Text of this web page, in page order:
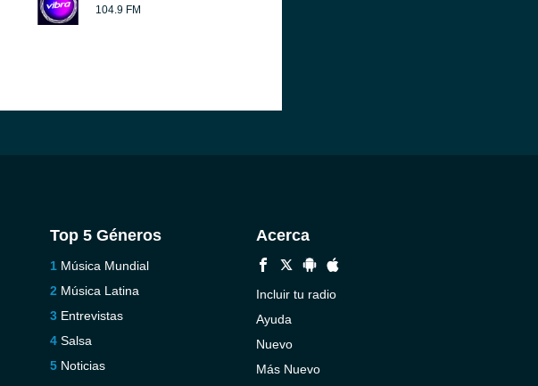
104.9 FM
Top 5 Géneros
Música Mundial
Música Latina
Entrevistas
Salsa
Noticias
Acerca
Incluir tu radio
Ayuda
Nuevo
Más Nuevo